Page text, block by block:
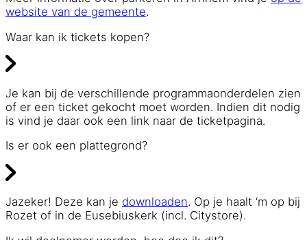
website van de gemeente.
Waar kan ik tickets kopen?
Je kan bij de verschillende programmaonderdelen zien
of er een ticket gekocht moet worden. Indien dit nodig
is vind je daar ook een link naar de ticketpagina.
Is er ook een plattegrond?
Jazeker! Deze kan je downloaden. Op je haalt ‘m op bij
Rozet of in de Eusebiuskerk (incl. Citystore).